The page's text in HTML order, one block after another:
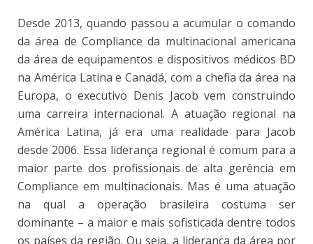
Desde 2013, quando passou a acumular o comando
da área de Compliance da multinacional americana
da área de equipamentos e dispositivos médicos BD
na América Latina e Canadá, com a chefia da área na
Europa, o executivo Denis Jacob vem construindo
uma carreira internacional. A atuação regional na
América Latina, já era uma realidade para Jacob
desde 2006. Essa liderança regional é comum para a
maior parte dos profissionais de alta gerência em
Compliance em multinacionais. Mas é uma atuação
na qual a operação brasileira costuma ser
dominante – a maior e mais sofisticada dentre todos
os países da região. Ou seja, a liderança da área por